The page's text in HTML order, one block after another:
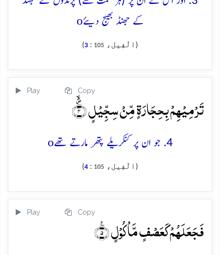
کے جھنڈ بھیج دیئےo
(الْفِيل، 105
:
3
)
Play Copy
تَرۡمِیۡہِمۡ بِحِجَارَۃٍ مِّنۡ سِجِّیۡلٍ ۪ۙ﴿۴﴾
4. جو ان پر کنکریلے پتھر مارتے تھے o
(الْفِيل، 105
:
4
)
Play Copy
فَجَعَلَہُمۡ کَعَصۡفٍ مَّاۡکُوۡلٍ ٪﴿۵﴾